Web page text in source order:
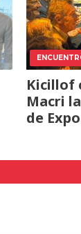
Kicillof
Macri
de